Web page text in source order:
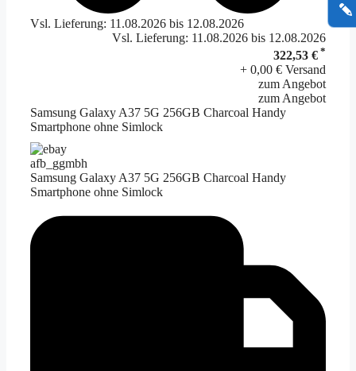
Vsl. Lieferung: 11.08.2026 bis 12.08.2026
Vsl. Lieferung: 11.08.2026 bis 12.08.2026
322,53 € *
+ 0,00 € Versand
zum Angebot
zum Angebot
Samsung Galaxy A37 5G 256GB Charcoal Handy
Smartphone ohne Simlock
afb_ggmbh
Samsung Galaxy A37 5G 256GB Charcoal Handy
Smartphone ohne Simlock